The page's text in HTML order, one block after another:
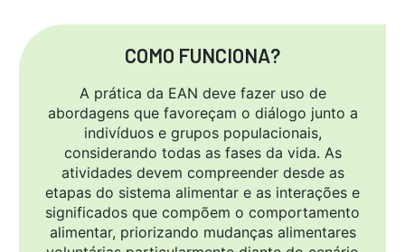
COMO FUNCIONA?
A prática da EAN deve fazer uso de
abordagens que favoreçam o diálogo junto a
indivíduos e grupos populacionais,
considerando todas as fases da vida. As
atividades devem compreender desde as
etapas do sistema alimentar e as interações e
significados que compõem o comportamento
alimentar, priorizando mudanças alimentares